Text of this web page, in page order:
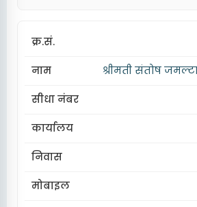
श्रीमती संतोष